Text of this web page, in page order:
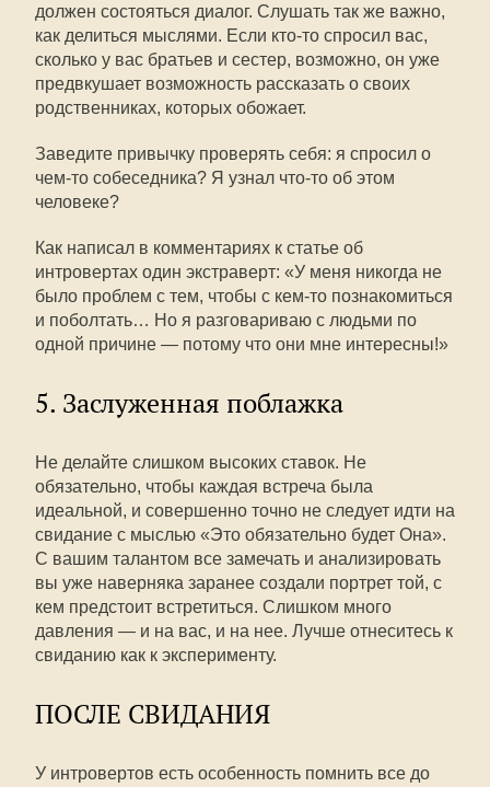
должен состояться диалог. Слушать так же важно,
как делиться мыслями. Если кто-то спросил вас,
сколько у вас братьев и сестер, возможно, он уже
предвкушает возможность рассказать о своих
родственниках, которых обожает.
Заведите привычку проверять себя: я спросил о
чем-то собеседника? Я узнал что-то об этом
человеке?
Как написал в комментариях к статье об
интровертах один экстраверт: «У меня никогда не
было проблем с тем, чтобы с кем-то познакомиться
и поболтать… Но я разговариваю с людьми по
одной причине — потому что они мне интересны!»
5. Заслуженная поблажка
Не делайте слишком высоких ставок. Не
обязательно, чтобы каждая встреча была
идеальной, и совершенно точно не следует идти на
свидание с мыслью «Это обязательно будет Она».
С вашим талантом все замечать и анализировать
вы уже наверняка заранее создали портрет той, с
кем предстоит встретиться. Слишком много
давления — и на вас, и на нее. Лучше отнеситесь к
свиданию как к эксперименту.
ПОСЛЕ СВИДАНИЯ
У интровертов есть особенность помнить все до